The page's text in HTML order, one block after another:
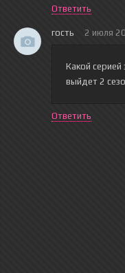
Ответить
гость 2 июля
Какой серией
выйдет 2
Ответить